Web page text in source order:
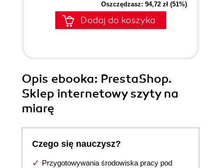
Oszczędzasz: 94,72 zł (51%)
Dodaj do koszyka
Opis ebooka: PrestaShop.
Sklep internetowy szyty na
miarę
Czego się nauczysz?
Przygotowywania środowiska pracy pod